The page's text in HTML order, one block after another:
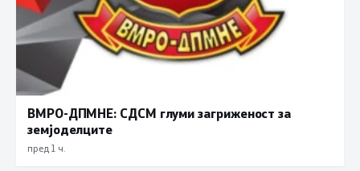
ВМРО-ДПМНЕ: СДСМ глуми загриженост за
земјоделците
пред 1 ч.